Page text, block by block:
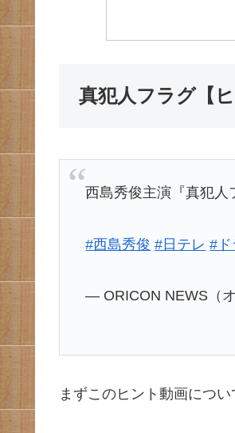
真犯人フラグ【
西島秀俊主演『真犯人
#西島秀俊 #日テレ #ド
— ORICON NEWS（
まずこのヒント動画につ